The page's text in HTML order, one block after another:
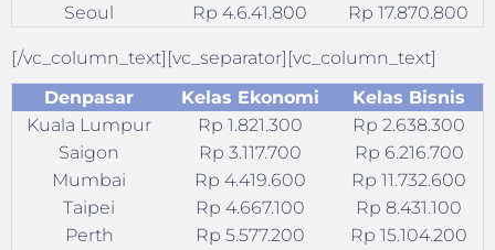
Seoul
Rp 4.6.41.800 Rp 17.870.800
[/vc_column_text][vc_separator][vc_column_text]
Denpasar
Kelas Ekonomi
Kelas Bisnis
Kuala Lumpur
Rp 1.821.300
Rp 2.638.300
Saigon
Rp 3.117.700
Rp 6.216.700
Mumbai
Rp 4.419.600
Rp 11.732.600
Taipei
Rp 4.667.100
Rp 8.431.100
Perth
Rp 5.577.200
Rp 15.104.200